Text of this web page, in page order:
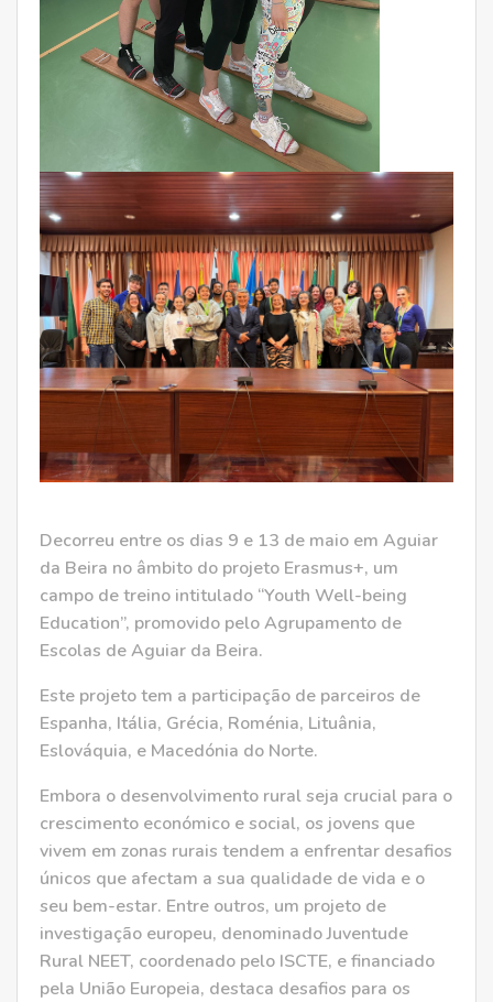
Decorreu entre os dias 9 e 13 de maio em Aguiar
da Beira no âmbito do projeto Erasmus+, um
campo de treino intitulado “Youth Well-being
Education”, promovido pelo Agrupamento de
Escolas de Aguiar da Beira.
Este projeto tem a participação de parceiros de
Espanha, Itália, Grécia, Roménia, Lituânia,
Eslováquia, e Macedónia do Norte.
Embora o desenvolvimento rural seja crucial para o
crescimento económico e social, os jovens que
vivem em zonas rurais tendem a enfrentar desafios
únicos que afectam a sua qualidade de vida e o
seu bem-estar. Entre outros, um projeto de
investigação europeu, denominado Juventude
Rural NEET, coordenado pelo ISCTE, e financiado
pela União Europeia, destaca desafios para os